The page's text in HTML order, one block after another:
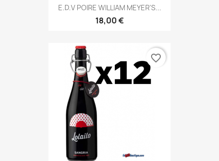
E.D.V POIRE WILLIAM MEYER'S...
18,00 €
favorite_border